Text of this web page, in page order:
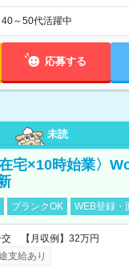
40～50代活躍中
応募する
未読
宅×10時始業〉
ブランクOK WEB登録・
交 【月収例】32万円
支給あり